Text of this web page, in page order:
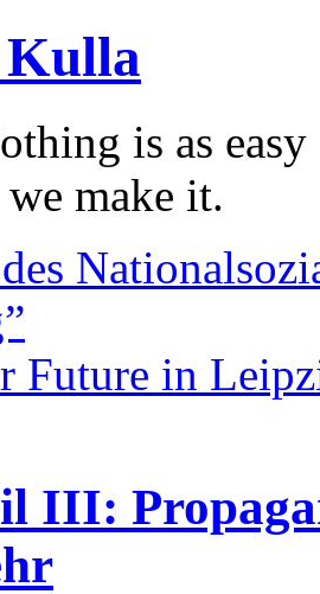
Kulla
is as
make it.
Future in
III: